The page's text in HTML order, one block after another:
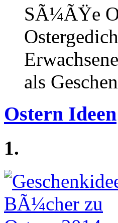
SÃ¼ÃŸe
als
Ostern Ideen
1.